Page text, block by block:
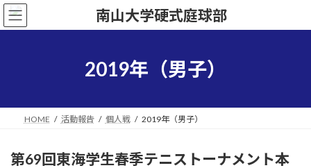
コ
ン
ナ
ビ
2019年（男子）
HOME 活動報告 個人戦 2019年（男子）
第69回東海学生春季テニストーナメント本